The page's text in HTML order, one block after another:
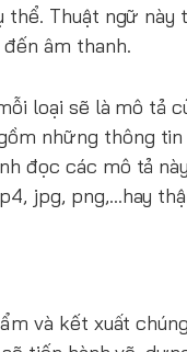
thể. Thuật ngữ
âm thanh.
loại sẽ là mô tả
những thông
đọc các mô tả
jpg, png,…hay
và kết xuất